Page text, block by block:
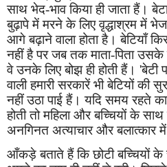
साथ भेद-भाव किया ही जाता हैं।
बुढ़ापे में मरने के लिए वृद्धाश्रम में
आगे बढ़ाने वाला होता है। बेटियाँ
नहीं है पर जब तक माता-पिता
वे उनके लिए बोझ ही होती हैं। 'बेटी
वाली हमारी सरकारें भी बेटियों की
नहीं उठा पाई हैं। यदि समय रहते
होती तो महिला और बच्चियों के
अनगिनत अत्याचार और बलात्कार में
आँकड़े बताते हैं कि छोटी बच्चियों के